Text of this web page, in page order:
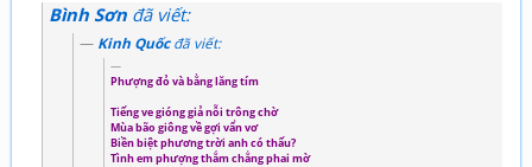
Bình Sơn đã viết:
Kinh Quốcđã viết:
Phượng đỏ và bằng lăng tím
Tiếng ve gióng giả nỗi trông chờ
Mùa bão giông về gợi vẩn vơ
Biền biệt phương trời anh có thấu?
Tình em phượng thắm chẳng phai mờ